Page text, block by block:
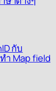
กับ
ำ Map field